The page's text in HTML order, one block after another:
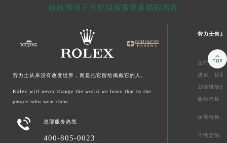
轻轻滑动下方栏目探索更多精彩内容
劳力士从来没有改变世界，而是把它留给佩戴它的人。
Rolex will never change the world.we leave that to the
people who wear them.
 总部服务热线
400-805-0023
劳力士售后
走时维修价
进灰、 起雾
划痕维修价
磕碰摔坏
保养价格、
个性定制、
